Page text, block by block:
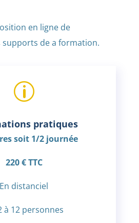
en ligne de
supports de a formation.
p
pratiques
soit 1/2 journée
220 € TTC
En distanciel
à 12 personnes